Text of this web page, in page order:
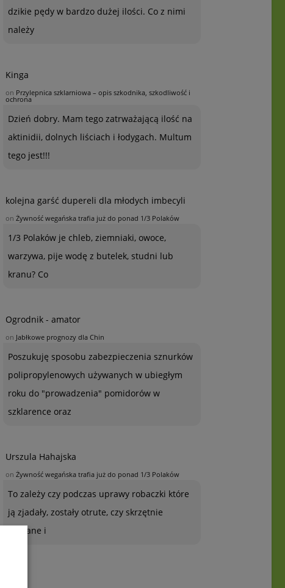
dzikie pędy w bardzo dużej ilości. Co z nimi
należy
Kinga
on Przylepnica szklarniowa – opis szkodnika, szkodliwość i
ochrona
Dzień dobry. Mam tego zatrważającą ilość na
aktinidii, dolnych liściach i łodygach. Multum
tego jest!!!
kolejna garść dupereli dla młodych imbecyli
on Żywność wegańska trafia już do ponad 1/3 Polaków
1/3 Polaków je chleb, ziemniaki, owoce,
warzywa, pije wodę z butelek, studni lub
kranu? Co
Ogrodnik - amator
on Jabłkowe prognozy dla Chin
Poszukuję sposobu zabezpieczenia sznurków
polipropylenowych używanych w ubiegłym
roku do "prowadzenia" pomidorów w
szklarence oraz
Urszula Hahajska
on Żywność wegańska trafia już do ponad 1/3 Polaków
To zależy czy podczas uprawy robaczki które
ją zjadały, zostały otrute, czy skrzętnie
zebrane i